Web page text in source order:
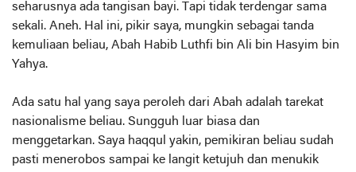
seharusnya ada tangisan bayi. Tapi tidak terdengar sama
sekali. Aneh. Hal ini, pikir saya, mungkin sebagai tanda
kemuliaan beliau, Abah Habib Luthfi bin Ali bin Hasyim bin
Yahya.
Ada satu hal yang saya peroleh dari Abah adalah tarekat
nasionalisme beliau. Sungguh luar biasa dan
menggetarkan. Saya haqqul yakin, pemikiran beliau sudah
pasti menerobos sampai ke langit ketujuh dan menukik